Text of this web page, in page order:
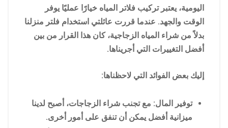
اليومية، يعتبر تركيب فلاتر المياه خيارًا عمليًا يوفر
الوقت والجهد. عندما قررت عائلتي استخدام فلتر منزلنا
بدلاً من شراء المياه الزجاجية، كان هذا القرار من بين
أفضل التغييرات التي أجريناها.
إليك بعض الفوائد التي لاحظناها:
توفير المال: مع تجنب شراء الزجاجات، أصبح لدينا
ميزانية أفضل يمكن أن تنفق على أمور أخرى.